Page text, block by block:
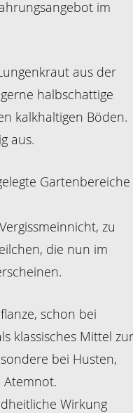
im
aus der
halbschattige
kalkhaltigen Böden.
aus.
Gartenbereiche
zu
die nun im
schon bei
klassisches Mittel zur
bei Husten,
Atemnot.
Wirkung